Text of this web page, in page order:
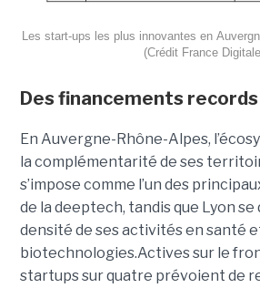
Les start-ups les plus innovantes en
(Crédit France
Des financements records
En Auvergne-Rhône-Alpes,
la complémentarité de ses
s’impose comme l’un des
de la deeptech, tandis que Lyon
densité de ses activités en santé
biotechnologies.Actives sur le
startups sur quatre prévoient de